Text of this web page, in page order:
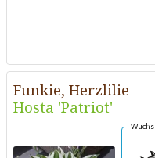
Funkie, Herzlilie
Hosta 'Patriot'
Wuchs